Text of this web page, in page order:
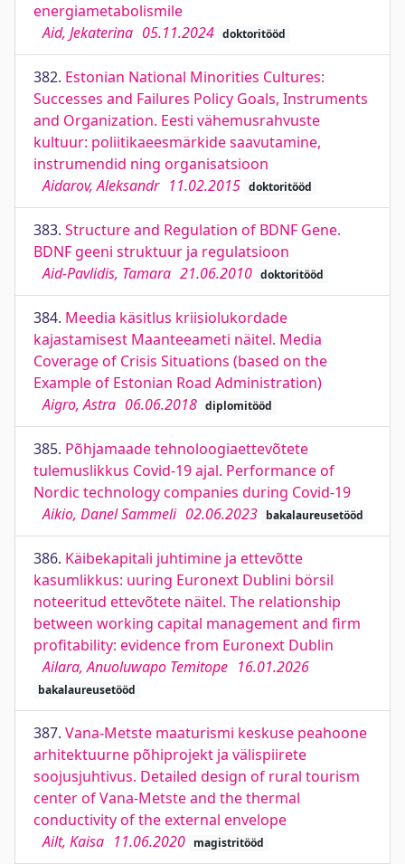
energiametabolismile
Aid, Jekaterina 05.11.2024 doktoritööd
382. Estonian National Minorities Cultures:
Successes and Failures Policy Goals, Instruments
and Organization. Eesti vähemusrahvuste
kultuur: poliitikaeesmärkide saavutamine,
instrumendid ning organisatsioon
Aidarov, Aleksandr 11.02.2015 doktoritööd
383. Structure and Regulation of BDNF Gene.
BDNF geeni struktuur ja regulatsioon
Aid-Pavlidis, Tamara 21.06.2010 doktoritööd
384. Meedia käsitlus kriisiolukordade
kajastamisest Maanteeameti näitel. Media
Coverage of Crisis Situations (based on the
Example of Estonian Road Administration)
Aigro, Astra 06.06.2018 diplomitööd
385. Põhjamaade tehnoloogiaettevõtete
tulemuslikkus Covid-19 ajal. Performance of
Nordic technology companies during Covid-19
Aikio, Danel Sammeli 02.06.2023 bakalaureusetööd
386. Käibekapitali juhtimine ja ettevõtte
kasumlikkus: uuring Euronext Dublini börsil
noteeritud ettevõtete näitel. The relationship
between working capital management and firm
profitability: evidence from Euronext Dublin
Ailara, Anuoluwapo Temitope 16.01.2026
bakalaureusetööd
387. Vana-Metste maaturismi keskuse peahoone
arhitektuurne põhiprojekt ja välispiirete
soojusjuhtivus. Detailed design of rural tourism
center of Vana-Metste and the thermal
conductivity of the external envelope
Ailt, Kaisa 11.06.2020 magistritööd